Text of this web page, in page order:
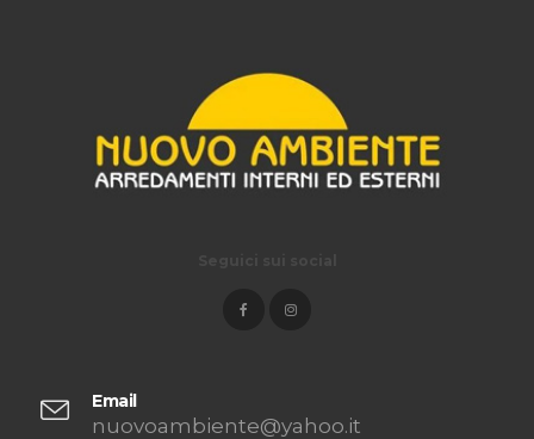
Email
nuovoambiente@yahoo.it